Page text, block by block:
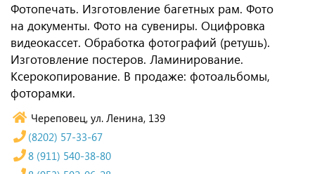
Фотопечать. Изготовление багетных рам. Фото
на документы. Фото на сувениры. Оцифровка
видеокассет. Обработка фотографий (ретушь).
Изготовление постеров. Ламинирование.
Ксерокопирование. В продаже: фотоальбомы,
фоторамки.
Череповец, ул. Ленина, 139
(8202) 57-33-67
8 (911) 540-38-80